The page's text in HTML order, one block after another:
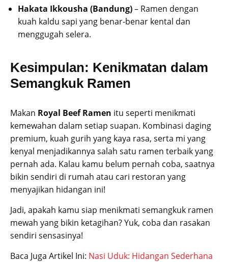
Hakata Ikkousha (Bandung)– Ramen dengan
kuah kaldu sapi yang benar-benar kental dan
menggugah selera.
Kesimpulan: Kenikmatan dalam
Semangkuk Ramen
Makan Royal Beef Ramen itu seperti menikmati
kemewahan dalam setiap suapan. Kombinasi daging
premium, kuah gurih yang kaya rasa, serta mi yang
kenyal menjadikannya salah satu ramen terbaik yang
pernah ada. Kalau kamu belum pernah coba, saatnya
bikin sendiri di rumah atau cari restoran yang
menyajikan hidangan ini!
Jadi, apakah kamu siap menikmati semangkuk ramen
mewah yang bikin ketagihan? Yuk, coba dan rasakan
sendiri sensasinya!
Baca Juga Artikel Ini: Nasi Uduk: Hidangan Sederhana